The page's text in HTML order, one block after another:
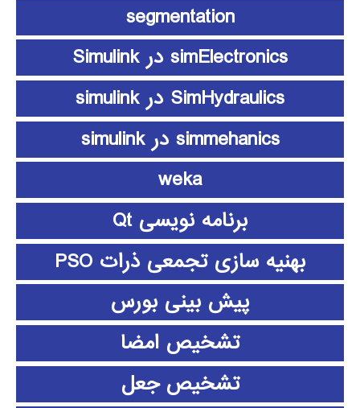
segmentation
simElectronics در Simulink
SimHydraulics در simulink
simmehanics در simulink
weka
برنامه نویسی Qt
بهنیه سازی تجمعی ذرات PSO
پیش بینی بورس
تشخیص امضا
تشخیص جعل